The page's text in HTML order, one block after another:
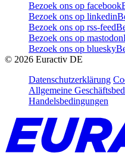
Bezoek ons op facebook
Bezoek ons op linkedin
Bezoek ons op rss-feed
Bezoek ons op mastodon
Bezoek ons op bluesky
© 2026 Euractiv DE
Datenschutzerklärung
Allgemeine
Handelsbedingungen